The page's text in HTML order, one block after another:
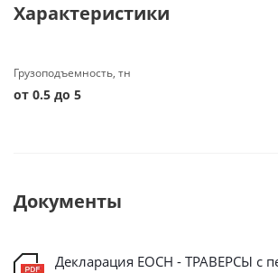
Характеристики
Грузоподъемность, тн
от 0.5 до 5
Документы
Декларация ЕОСН - ТРАВЕРСЫ с